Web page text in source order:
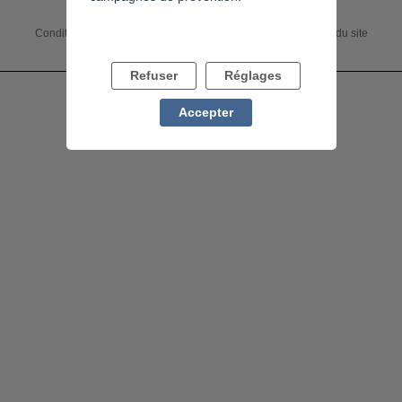
Conditions générales
Charte du site
Refuser Réglages
Accepter